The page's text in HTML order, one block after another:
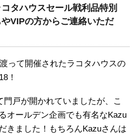
タハウスセール戦利品特別
VIPの方からご連絡いただ
って開催されたラコタハウスの
！
門戸が開かれていましたが、こ
オールデン企画でも有名なKazu
きました！もちろんKazuさんは